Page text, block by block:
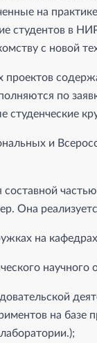
на
студентов в
с новой
по
студенческие
и
составной
Она
на
научного
на